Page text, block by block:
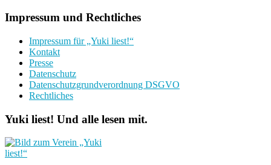
Impressum und Rechtliches
Impressum für „Yuki liest!“
Kontakt
Presse
Datenschutz
Datenschutzgrundverordnung DSGVO
Rechtliches
Yuki liest! Und alle lesen mit.